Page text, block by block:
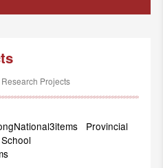
Research Projects
Provincial